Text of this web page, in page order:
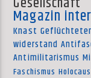
Magazin
Knast
widerstand
Antimilitarismus
Faschismus